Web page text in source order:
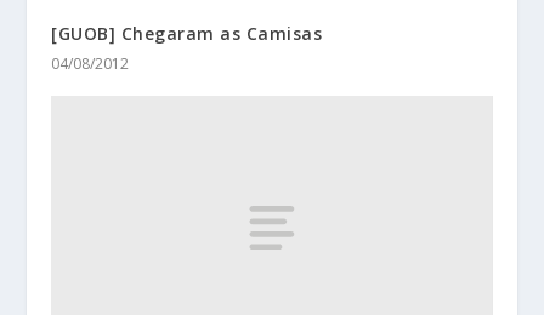
[GUOB] Chegaram as Camisas
04/08/2012